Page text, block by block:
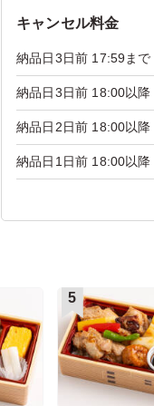
キャンセル料金
納品日3日前 17:59まで
納品日3日前 18:00以降
納品日2日前 18:00以降
納品日1日前 18:00以降
5